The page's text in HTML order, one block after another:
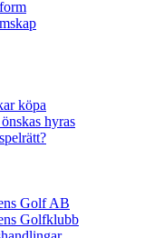
köpa
hyras
Golf AB
Golfklubb